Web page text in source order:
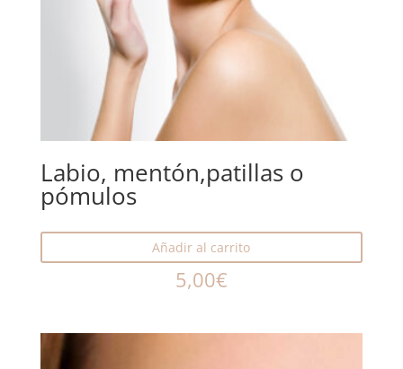
Labio, mentón,patillas o
pómulos
Añadir al carrito
5,00€